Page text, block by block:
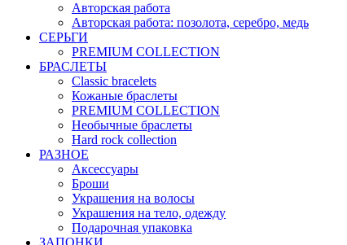
Авторская работа
Авторская работа: позолота, серебро, медь
СЕРЬГИ
PREMIUM COLLECTION
БРАСЛЕТЫ
Classic bracelets
Кожаные браслеты
PREMIUM COLLECTION
Необычные браслеты
Hard rock collection
РАЗНОЕ
Аксессуары
Броши
Украшения на волосы
Украшения на тело, одежду
Подарочная упаковка
ЗАПОНКИ